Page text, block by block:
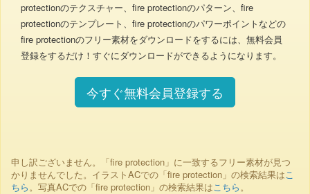
protectionのテクスチャー、fire protectionのパターン、fire
protectionのテンプレート、fire protectionのパワーポイントなどの
fire protectionのフリー素材をダウンロードをするには、無料会員
登録をするだけ！すぐにダウンロードができるようになります。
今すぐ無料会員登録する
申し訳ございません。「fire protection」に一致するフリー素材が見つ
かりませんでした。イラストACでの「fire protection」の検索結果はこ
ちら。写真ACでの「fire protection」の検索結果はこちら。